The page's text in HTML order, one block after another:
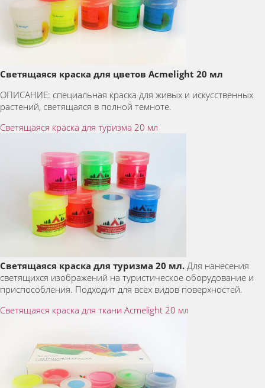
Светящаяся краска для цветов Acmelight 20 мл
ОПИСАНИЕ: специальная краска для живых и искусственных
растений, светящаяся в полной темноте.
Светящаяся краска для туризма 20 мл
Светящаяся краска для туризма 20 мл. Для нанесения
светящихся изображений на туристическое оборудование и
приспособления. Подходит для всех видов поверхностей.
Светящаяся краска для ткани Acmelight 20 мл